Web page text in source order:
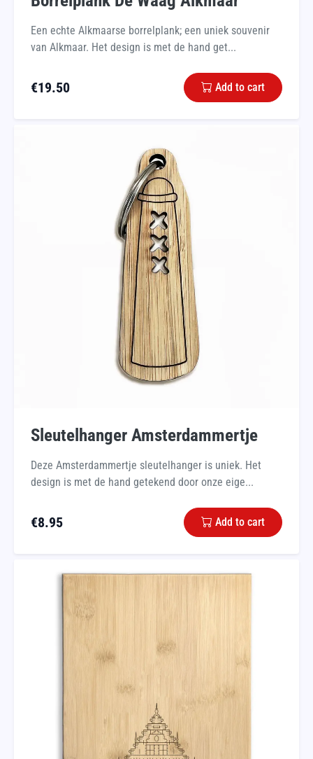
Een echte Alkmaarse borrelplank; een uniek souvenir
van Alkmaar. Het design is met de hand get...
€19.50 Add to cart
Sleutelhanger Amsterdammertje
Deze Amsterdammertje sleutelhanger is uniek. Het
design is met de hand getekend door onze eige...
€8.95 Add to cart